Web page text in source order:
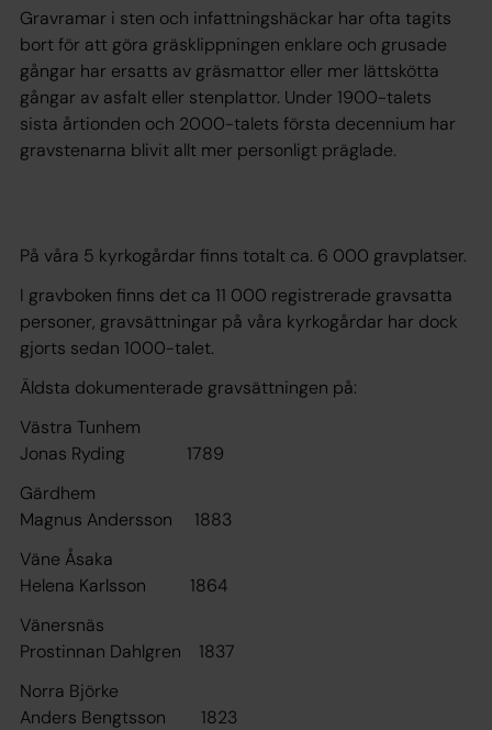
Gravramar i sten och infattningshäckar har ofta tagits
bort för att göra gräsklippningen enklare och grusade
gångar har ersatts av gräsmattor eller mer lättskötta
gångar av asfalt eller stenplattor. Under 1900-talets
sista årtionden och 2000-talets första decennium har
gravstenarna blivit allt mer personligt präglade.
På våra 5 kyrkogårdar finns totalt ca. 6 000 gravplatser.
I gravboken finns det ca 11 000 registrerade gravsatta
personer, gravsättningar på våra kyrkogårdar har dock
gjorts sedan 1000-talet.
Äldsta dokumenterade gravsättningen på:
Västra Tunhem
Jonas Ryding 1789
Gärdhem
Magnus Andersson 1883
Väne Åsaka
Helena Karlsson 1864
Vänersnäs
Prostinnan Dahlgren 1837
Norra Björke
Anders Bengtsson 1823